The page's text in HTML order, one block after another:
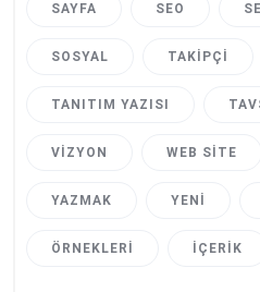
SAYFA SEO
SOSYAL TAKIPÇI
TANITIM YAZISI
VIZYON WEB SITE
YAZMAK YENI
ÖRNEKLERI İÇERIK